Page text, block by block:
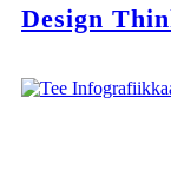
Design